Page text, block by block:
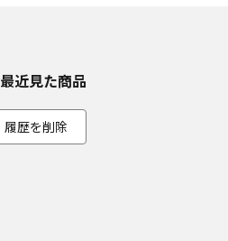
最近見た商品
履歴を削除